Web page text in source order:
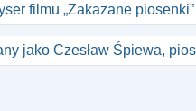
filmu „Zakazane piosenki”
jako Czesław Śpiewa,